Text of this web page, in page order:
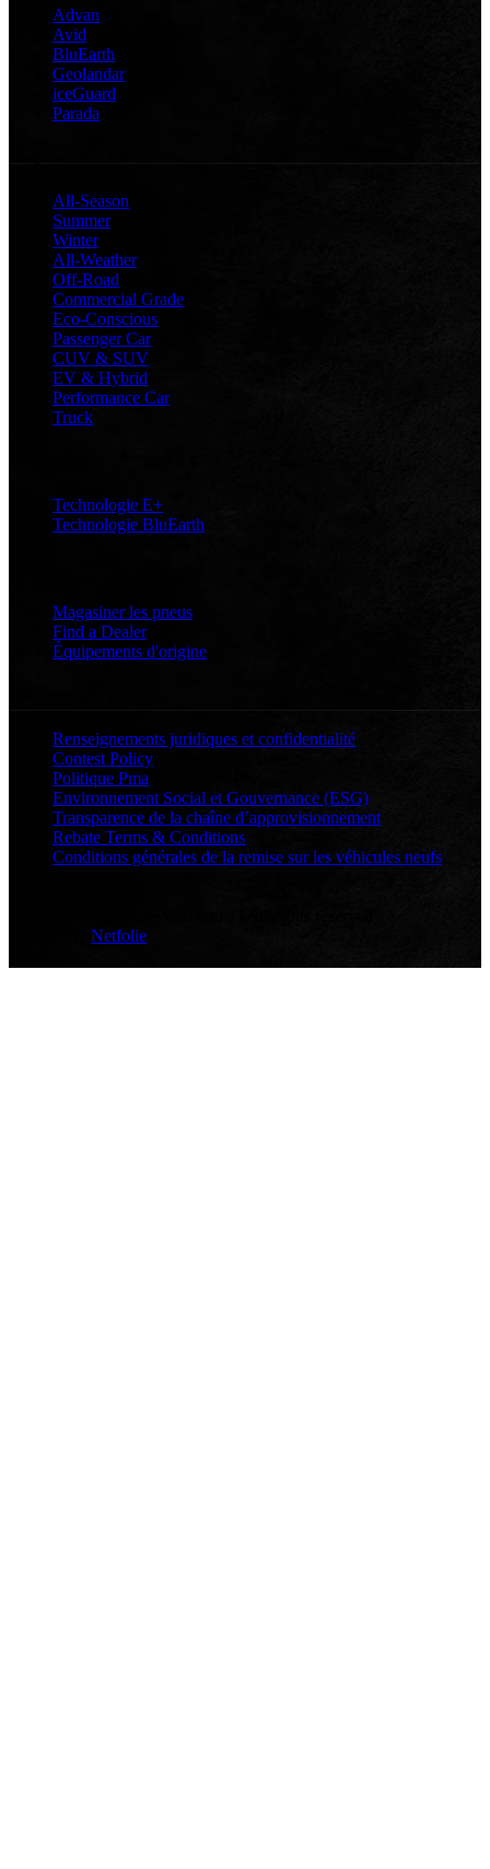
Advan
Avid
BluEarth
Geolandar
iceGuard
Parada
All-Season
Summer
Winter
All-Weather
Off-Road
Commercial Grade
Eco-Conscious
Passenger Car
CUV & SUV
EV & Hybrid
Performance Car
Truck
Technologie E+
Technologie BluEarth
Magasiner les pneus
Find a Dealer
Équipements d'origine
Renseignements juridiques et confidentialité
Contest Policy
Politique Pma
Environnement Social et Gouvernance (ESG)
Transparence de la chaîne d’approvisionnement
Rebate Terms & Conditions
Conditions générales de la remise sur les véhicules neufs
Netfolie